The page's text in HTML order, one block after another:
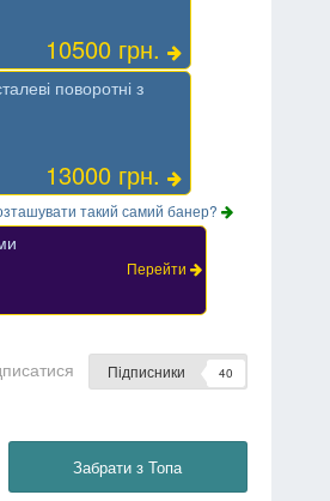
10500 грн.
поворотні з
13000 грн.
такий самий банер?
Перейти
Підписники 40
Забрати з Топа